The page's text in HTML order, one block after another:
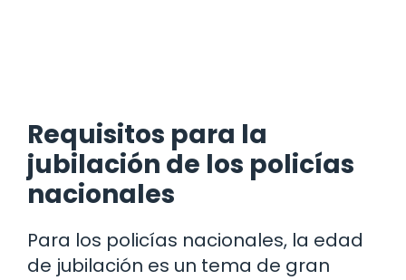
Requisitos para la
jubilación de los policías
nacionales
Para los policías nacionales, la edad
de jubilación es un tema de gran